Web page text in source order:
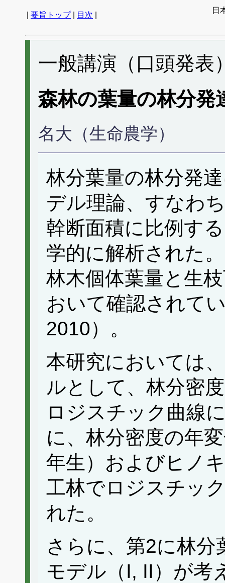
要旨トップ| 目次
日
一般講演（口頭発表
森林の葉量の林分発
名大（生命農学）
林分葉量の林分発
デル理論、すなわ
幹断面積に比例す
学的に解析された
林木個体葉量と生
おいて確認されて
2010）。
本研究においては
ルとして、林分密
ロジスチック曲線
に、林分密度の年
年生）およびヒノ
工林でロジスチッ
れた。
さらに、第2に林
モデル（I, II）が考